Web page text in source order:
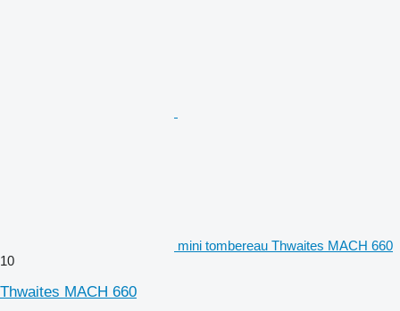
mini tombereau Thwaites MACH 660
10
Thwaites MACH 660